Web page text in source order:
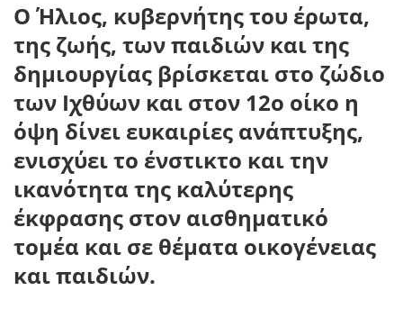
Ο Ήλιος, κυβερνήτης του έρωτα,
της ζωής, των παιδιών και της
δημιουργίας βρίσκεται στο ζώδιο
των Ιχθύων και στον 12ο οίκο η
όψη δίνει ευκαιρίες ανάπτυξης,
ενισχύει το ένστικτο και την
ικανότητα της καλύτερης
έκφρασης στον αισθηματικό
τομέα και σε θέματα οικογένειας
και παιδιών.